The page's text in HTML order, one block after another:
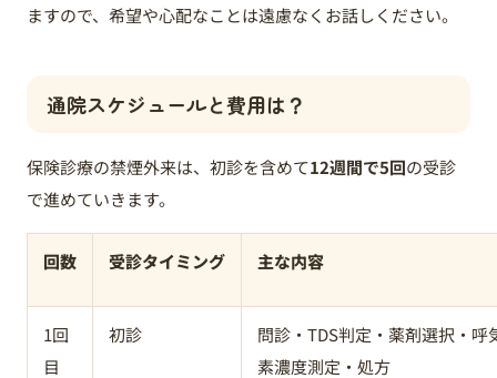
ますので、希望や心配なことは遠慮なくお話しください。
通院スケジュールと費用は？
保険診療の禁煙外来は、初診を含めて12週間で5回の受診
で進めていきます。
回数 受診タイミング 主な内容
1回
目
初診
問診・TDS判定・薬剤選択・呼
素濃度測定・処方